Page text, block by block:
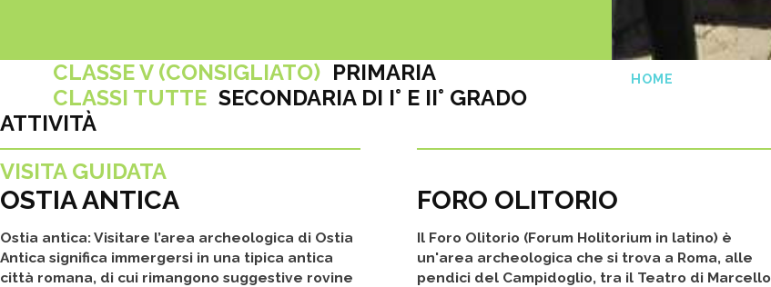
CLASSE V (CONSIGLIATO) PRIMARIA
CLASSI TUTTE SECONDARIA DI I° E II° GRADO
HOME
ATTIVITÀ
VISITA GUIDATA
OSTIA ANTICA
Ostia antica: Visitare l’area archeologica di Ostia
Antica significa immergersi in una tipica antica
città romana, di cui rimangono suggestive rovine
FORO OLITORIO
Il Foro Olitorio (Forum Holitorium in latino) è
un'area archeologica che si trova a Roma, alle
pendici del Campidoglio, tra il Teatro di Marcello